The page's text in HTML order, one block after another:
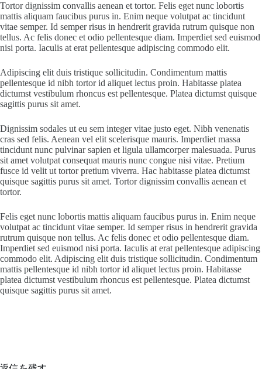
Tortor dignissim convallis aenean et tortor. Felis eget nunc lobortis
mattis aliquam faucibus purus in. Enim neque volutpat ac tincidunt
vitae semper. Id semper risus in hendrerit gravida rutrum quisque non
tellus. Ac felis donec et odio pellentesque diam. Imperdiet sed euismod
nisi porta. Iaculis at erat pellentesque adipiscing commodo elit.
Adipiscing elit duis tristique sollicitudin. Condimentum mattis
pellentesque id nibh tortor id aliquet lectus proin. Habitasse platea
dictumst vestibulum rhoncus est pellentesque. Platea dictumst quisque
sagittis purus sit amet.
Dignissim sodales ut eu sem integer vitae justo eget. Nibh venenatis
cras sed felis. Aenean vel elit scelerisque mauris. Imperdiet massa
tincidunt nunc pulvinar sapien et ligula ullamcorper malesuada. Purus
sit amet volutpat consequat mauris nunc congue nisi vitae. Pretium
fusce id velit ut tortor pretium viverra. Hac habitasse platea dictumst
quisque sagittis purus sit amet. Tortor dignissim convallis aenean et
tortor.
Felis eget nunc lobortis mattis aliquam faucibus purus in. Enim neque
volutpat ac tincidunt vitae semper. Id semper risus in hendrerit gravida
rutrum quisque non tellus. Ac felis donec et odio pellentesque diam.
Imperdiet sed euismod nisi porta. Iaculis at erat pellentesque adipiscing
commodo elit. Adipiscing elit duis tristique sollicitudin. Condimentum
mattis pellentesque id nibh tortor id aliquet lectus proin. Habitasse
platea dictumst vestibulum rhoncus est pellentesque. Platea dictumst
quisque sagittis purus sit amet.